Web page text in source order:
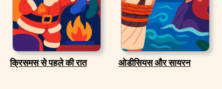
क्रिसमस से पहले की रात ओडीसियस और सायरन